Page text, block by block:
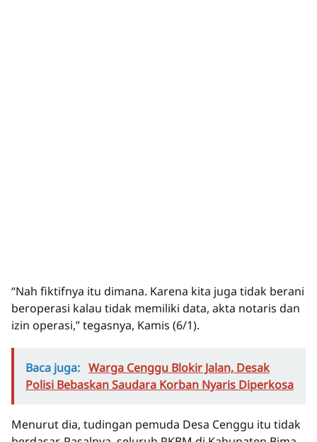
“Nah fiktifnya itu dimana. Karena kita juga tidak berani
beroperasi kalau tidak memiliki data, akta notaris dan
izin operasi,” tegasnya, Kamis (6/1).
Baca juga: Warga Cenggu Blokir Jalan, Desak
Polisi Bebaskan Saudara Korban Nyaris Diperkosa
Menurut dia, tudingan pemuda Desa Cenggu itu tidak